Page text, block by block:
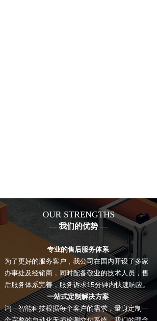
专业的售后服务体系
为了更好的服务客户，我公司在国内开设了多家
办事处及经销商，同时配备敬业的技术人员，售
后服务体系完善，服务诉求15分钟内快速响应。
一站式定制解决方案
鸿一智能科技根据每个客户的需求，量身定制一
— 我们的优势 —
OUR STRENGTHS